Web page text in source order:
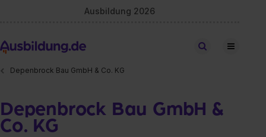
Ausbildung 2026
Stellen finden
Depenbrock Bau GmbH & Co. KG
Depenbrock Bau GmbH &
Co. KG